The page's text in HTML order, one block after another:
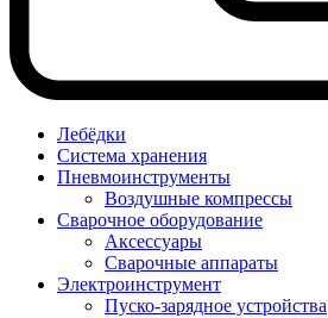
Лебёдки
Система хранения
Пневмоинструменты
Воздушные компрессы
Сварочное оборудование
Аксессуары
Сварочные аппараты
Электроинструмент
Пуско-зарядное устройства